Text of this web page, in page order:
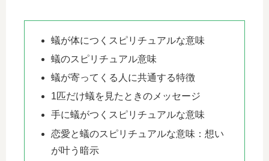
蟻が体につくスピリチュアルな意味
蟻のスピリチュアル意味
蟻が寄ってくる人に共通する特徴
1匹だけ蟻を見たときのメッセージ
手に蟻がつくスピリチュアルな意味
恋愛と蟻のスピリチュアルな意味：想い
が叶う暗示